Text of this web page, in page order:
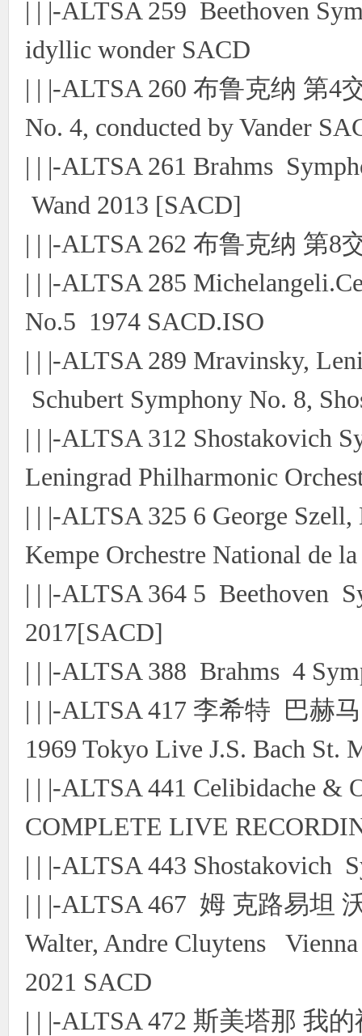
| | |-ALTSA 259 Beethoven
idyllic wonder SACD
| | |-ALTSA 260 布鲁克纳 第4
No. 4, conducted by Vander
| | |-ALTSA 261 Brahms
Wand 2013 [SACD]
| | |-ALTSA 262 布鲁克纳 第8
| | |-ALTSA 285
No.5 1974 SACD.ISO
| | |-ALTSA 289 Mravinsky,
Schubert Symphony No. 8,
| | |-ALTSA 312 Shostakovich
Leningrad Philharmonic
| | |-ALTSA 325 6 George
Kempe Orchestre National de
| | |-ALTSA 364 5 Beethoven
2017[SACD]
| | |-ALTSA 388 Brahms 4
| | |-ALTSA 417 李希特 巴赫
1969 Tokyo Live J.S. Bach St.
| | |-ALTSA 441 Celibidache &
COMPLETE LIVE
| | |-ALTSA 443 Shostakovich
| | |-ALTSA 467 姆 克路易坦
Walter, Andre Cluytens
2021 SACD
| | |-ALTSA 472 斯美塔那 我